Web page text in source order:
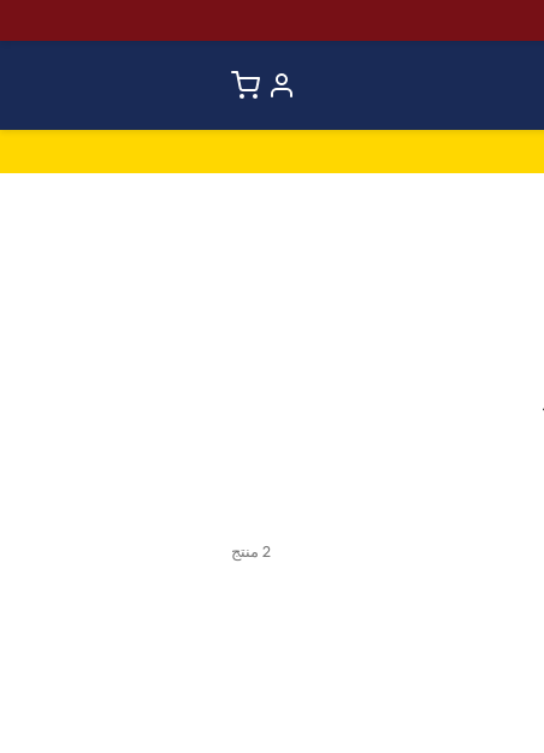
2 منتج